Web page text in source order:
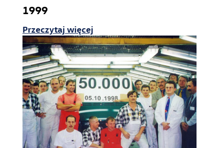
Produkty
Produkcja samochodów
Zabudowy specjalne
Produkcja odlewów
1999
Przeczytaj więcej